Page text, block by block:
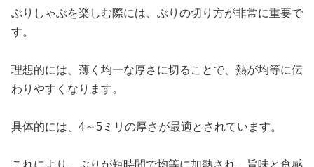
ぶりしゃぶを楽しむ際には、ぶりの切り方が非常に重要で
す。
理想的には、薄く均一な厚さに切ることで、熱が均等に伝
わりやすくなります。
具体的には、4～5ミリの厚さが最適とされています。